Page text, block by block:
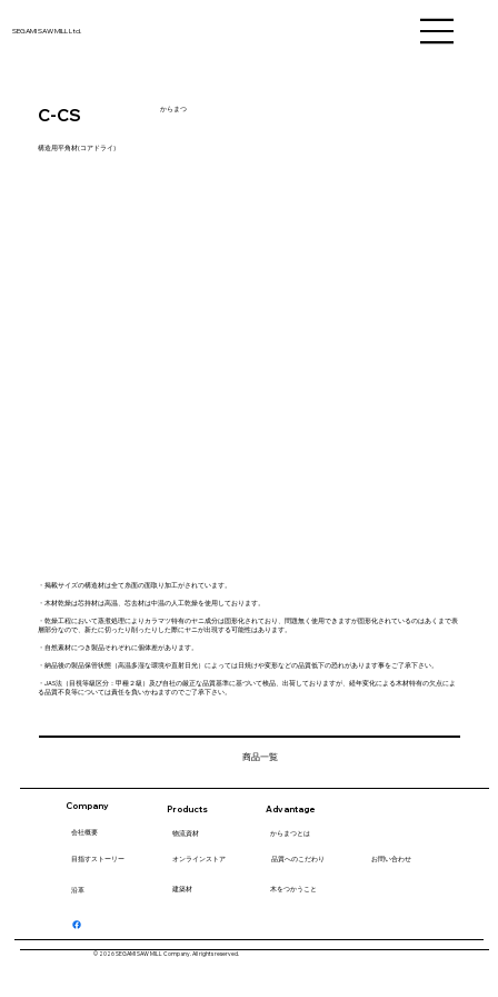
SEGAMI SAW MILL Ltd.
C-CS
構造用平角材(コアドライ)
からまつ
・掲載サイズの構造材は全て糸面の面取り加工がされています。
・木材乾燥は芯持材は高温、芯去材は中温の人工乾燥を使用しております。
・乾燥工程において蒸煮処理によりカラマツ特有のヤニ成分は固形化されており、問題無く使用できますが固形化されているのはあくまで表
層部分なので、新たに切ったり削ったりした際にヤニが出現する可能性はあります。
・自然素材につき製品それぞれに個体差があります。
・納品後の製品保管状態（高温多湿な環境や直射日光）によっては日焼けや変形などの品質低下の恐れがあります事をご了承下さい。
・JAS法（目視等級区分：甲種２級）及び自社の厳正な品質基準に基づいて検品、出荷しておりますが、経年変化による木材特有の欠点によ
る品質不良等については責任を負いかねますのでご了承下さい。
商品一覧
Company Products Advantage
会社概要 ​物流資材 からまつとは
沿革
​目指すストーリー
建築材
オンラインストア
木をつかうこと
品質へのこだわり お問い合わせ
© 2026 SEGAMI SAW MILL Company. All rights reserved.